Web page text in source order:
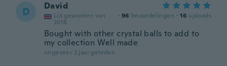
D David
Lid geworden van
2018
· 96 beoordelingen · 16 uploads
Bought with other crystal balls to add to
my collection Well made
ongeveer 2 jaar geleden